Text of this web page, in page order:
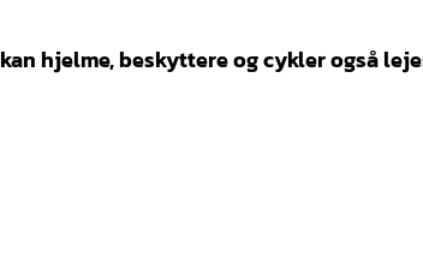
kan hjelme, beskyttere og cykler også